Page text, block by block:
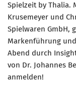
Spielzeit by Thalia.
Krusemeyer und
Spielwaren GmbH,
Markenführung
Abend durch
von Dr. Johannes
anmelden!